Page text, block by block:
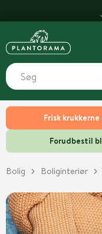
Frisk
Forudbestil
Bolig Boliginteriør